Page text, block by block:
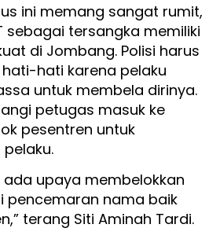
ini memang sangat rumit,
sebagai tersangka memiliki
di Jombang. Polisi harus
hati karena pelaku
untuk membela dirinya.
petugas masuk ke
pesentren untuk
ada upaya membelokkan
pencemaran nama baik
terang Siti Aminah Tardi.